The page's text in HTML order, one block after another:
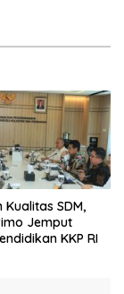
SDM,
Jemput
KKP RI